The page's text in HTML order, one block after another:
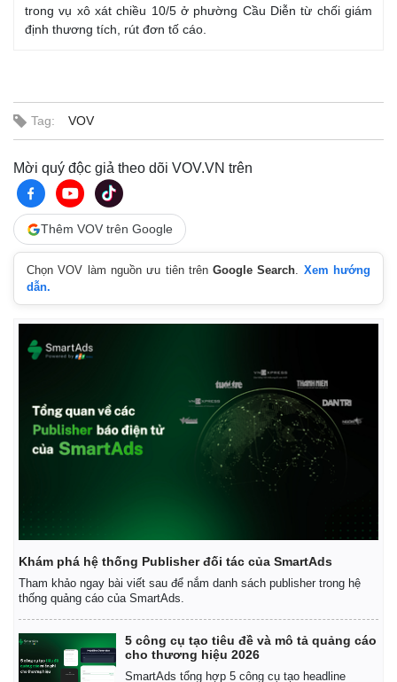
trong vụ xô xát chiều 10/5 ở phường Cầu Diễn từ chối giám
định thương tích, rút đơn tố cáo.
Tag: VOV
Mời quý độc giả theo dõi VOV.VN trên
Thêm VOV trên Google
Chọn VOV làm nguồn ưu tiên trênGoogle Search. Xem hướng
dẫn.
Khám phá hệ thống Publisher đối tác của SmartAds
Tham khảo ngay bài viết sau để nắm danh sách publisher trong hệ
thống quảng cáo của SmartAds.
5 công cụ tạo tiêu đề và mô tả quảng cáo
cho thương hiệu 2026
SmartAds tổng hợp 5 công cụ tạo headline